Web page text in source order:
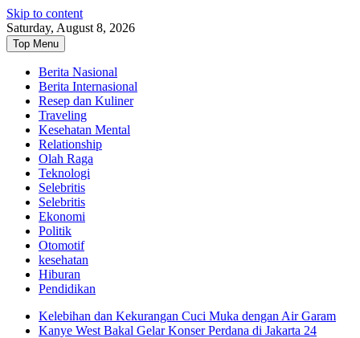
Skip to content
Saturday, August 8, 2026
Top Menu
Berita Nasional
Berita Internasional
Resep dan Kuliner
Traveling
Kesehatan Mental
Relationship
Olah Raga
Teknologi
Selebritis
Selebritis
Ekonomi
Politik
Otomotif
kesehatan
Hiburan
Pendidikan
Kelebihan dan Kekurangan Cuci Muka dengan Air Garam
Kanye West Bakal Gelar Konser Perdana di Jakarta 24